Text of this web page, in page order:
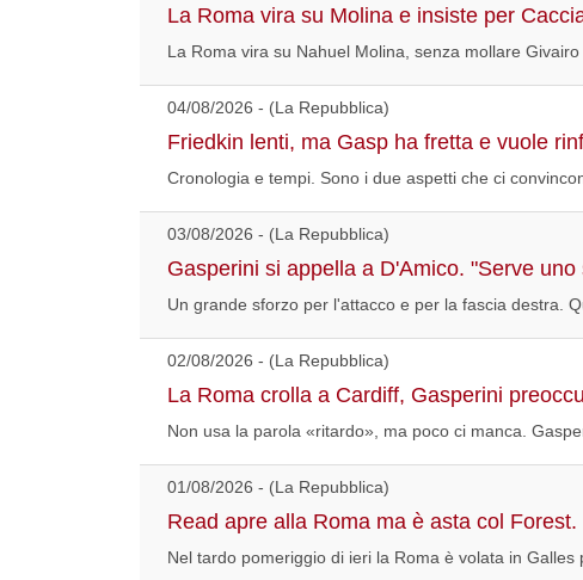
La Roma vira su Molina e insiste per
La Roma vira su Nahuel Molina, senza mollare
04/08/2026 - (La Repubblica)
Friedkin lenti, ma Gasp ha fretta e vuole
Cronologia e tempi. Sono i due aspetti che ci
03/08/2026 - (La Repubblica)
Gasperini si appella a D'Amico. "Serve
Un grande sforzo per l'attacco e per la fascia destra.
02/08/2026 - (La Repubblica)
La Roma crolla a Cardiff, Gasperini
Non usa la parola «ritardo», ma poco ci manca.
01/08/2026 - (La Repubblica)
Read apre alla Roma ma è asta col
Nel tardo pomeriggio di ieri la Roma è volata in